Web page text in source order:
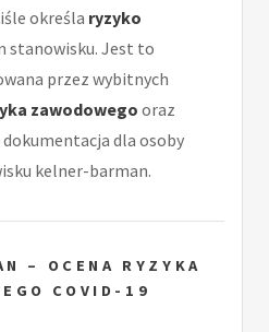
określa ryzyko
stanowisku. Jest to
przez wybitnych
zawodowegooraz
dla osoby
kelner-barman.
– OCENA RYZYKA
COVID-19